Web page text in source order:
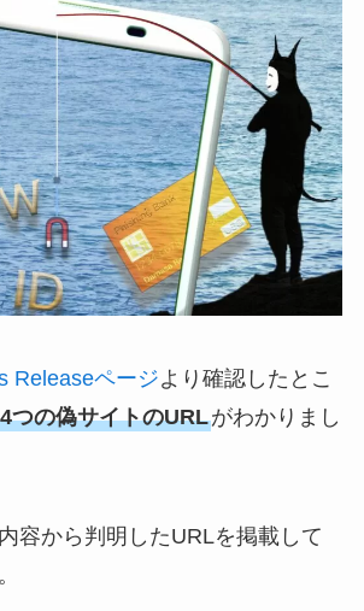
Releaseページより確認したとこ
つの偽サイトのURLがわかりまし
容から判明したURLを掲載して